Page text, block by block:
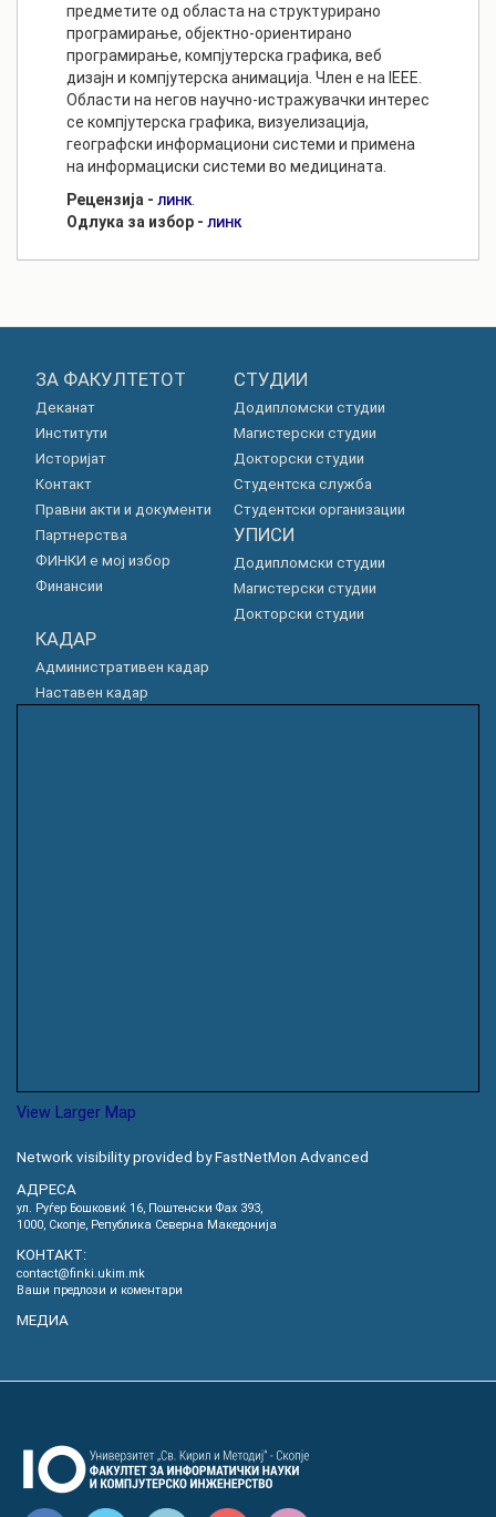
предметите од областа на структурирано
програмирање, објектно-ориентирано
програмирање, компјутерска графика, веб
дизајн и компјутерска анимација. Член е на IEEE.
Области на негов научно-истражувачки интерес
се компјутерска графика, визуелизација,
географски информациони системи и примена
на информациски системи во медицината.
Рецензија - ЛИНК
Одлука за избор - ЛИНК
ЗА ФАКУЛТЕТОТ
Деканат
Институти
Историјат
Контакт
Правни акти и документи
Партнерства
ФИНКИ е мој избор
Финансии
СТУДИИ
Додипломски студии
Магистерски студии
Докторски студии
Студентска служба
Студентски организации
УПИСИ
Додипломски студии
Магистерски студии
Докторски студии
КАДАР
Административен кадар
Наставен кадар
View Larger Map
Network visibility provided by FastNetMon Advanced
АДРЕСА
ул. Руѓер Бошковиќ 16, Пoштенски Фах 393,
1000, Скопје, Република Северна Македонија
КОНТАКТ:
contact@finki.ukim.mk
Ваши предлози и коментари
МЕДИА